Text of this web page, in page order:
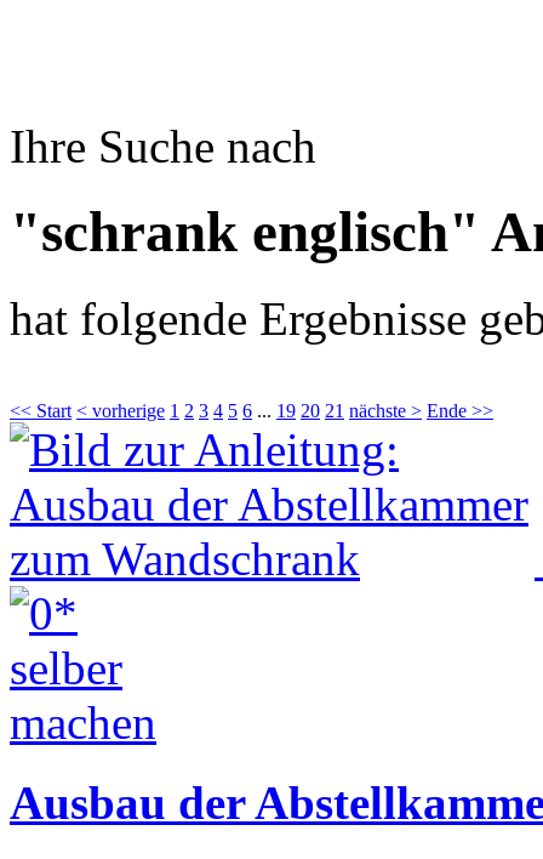
Ihre Suche nach
"schrank englisch"
hat folgende Ergebnisse
<< Start < vorherige 1 2 3 4 5 6 ... 19 20 21 nächste > Ende >>
Ausbau der